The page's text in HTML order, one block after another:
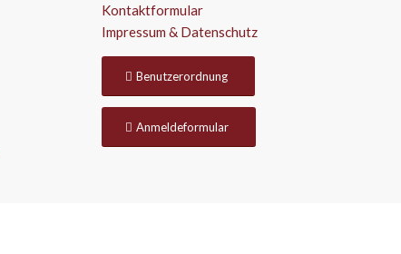
Kontaktformular
Impressum & Datenschutz
Benutzerordnung
Anmeldeformular